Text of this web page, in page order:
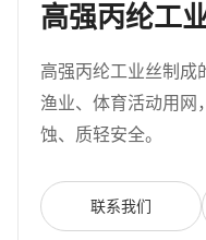
高强丙纶工
高强丙纶工业丝制成
渔业、体育活动用网
蚀、质轻安全。
联系我们